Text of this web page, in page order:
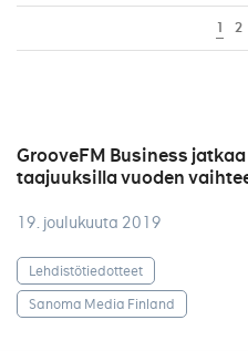
1 2
GrooveFM Business
taajuuksilla vuoden
19. joulukuuta 2019
Lehdistötiedotteet
Sanoma Media Finland